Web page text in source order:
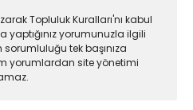
Topluluk Kuralları'nı kabul
yorumunuzla ilgili
tek başınıza
yorumlardan site yönetimi